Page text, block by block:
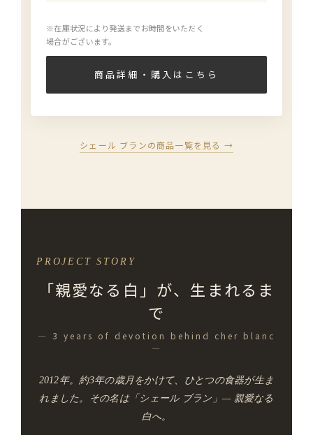
※在庫状況により発送までお時間をいただく
場合がございます。
商品詳細・購入はこちら
シェール ブランの商品一覧を見る →
PROJECT STORY
「親愛なる白」が、生まれるま
で
— 3 years of devotion behind cher blanc
—
2012年。約3年の歳月をかけて、ひとつの食器が生ま
れました。その名は「シェール ブラン」— 親愛なる
白へ。